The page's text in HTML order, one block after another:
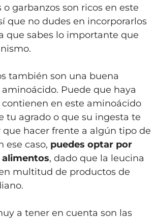
o garbanzos son ricos en este
que no dudes en incorporarlos
que sabes lo importante que
también son una buena
Puede que haya
en este aminoácido
tu agrado o que su ingesta te
hacer frente a algún tipo de
ese caso, puedes optar por
, dado que la leucina
multitud de productos de
a tener en cuenta son las